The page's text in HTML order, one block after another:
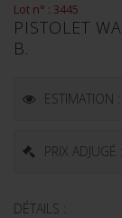
Lot n° : 3445
PISTOLET
B.
ESTIMATION :
PRIX ADJUGÉ
DÉTAILS :